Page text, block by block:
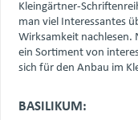
Kleingärtner-
man viel Interessantes
Wirksamkeit
ein Sortiment von
sich für den Anbau im
BASILIKUM: